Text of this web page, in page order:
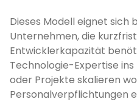
Dieses Modell eignet sich
Unternehmen, die
Entwicklerkapazität
Technologie-Expertise
oder Projekte skalieren
Personalverpflichtungen